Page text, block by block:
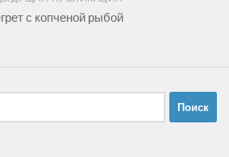
с копченой рыбой